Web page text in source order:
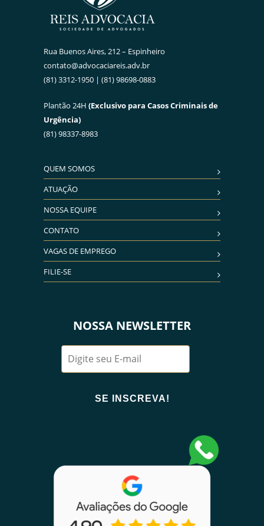
Rua Buenos Aires, 212 – Espinheiro
contato@advocaciareis.adv.br
(81) 3312-1950 | (81) 98698-0883
Plantão 24H (Exclusivo para Casos Criminais de
Urgência)
(81) 98337-8983
QUEM SOMOS
ATUAÇÃO
NOSSA EQUIPE
CONTATO
VAGAS DE EMPREGO
FILIE-SE
NOSSA NEWSLETTER